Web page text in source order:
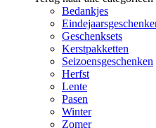
Bedankjes
Geschenksets
Kerstpakketten
Seizoensgeschenken
Herfst
Lente
Pasen
Winter
Zomer